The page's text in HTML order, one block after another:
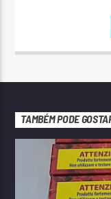
TAMBÉM PODE